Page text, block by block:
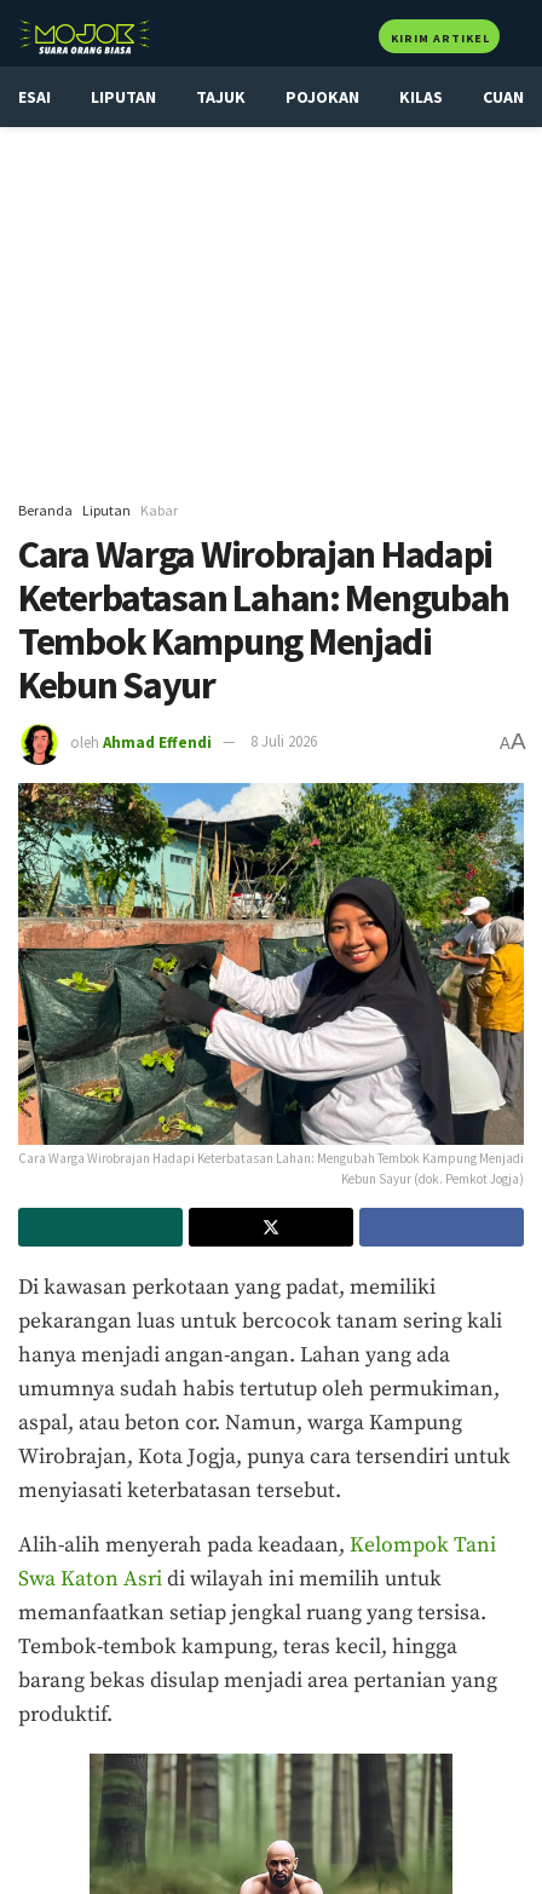
KIRIM ARTIKEL
ESAI LIPUTAN TAJUK POJOKAN KILAS CUAN
Beranda Liputan Kabar
Cara Warga Wirobrajan Hadapi
Keterbatasan Lahan: Mengubah
Tembok Kampung Menjadi
Kebun Sayur
oleh Ahmad Effendi 8 Juli 2026 AA
Cara Warga Wirobrajan Hadapi Keterbatasan Lahan: Mengubah Tembok Kampung Menjadi
Kebun Sayur (dok. Pemkot Jogja)
Di kawasan perkotaan yang padat, memiliki
pekarangan luas untuk bercocok tanam sering kali
hanya menjadi angan-angan. Lahan yang ada
umumnya sudah habis tertutup oleh permukiman,
aspal, atau beton cor. Namun, warga Kampung
Wirobrajan, Kota Jogja, punya cara tersendiri untuk
menyiasati keterbatasan tersebut.
Alih-alih menyerah pada keadaan, Kelompok Tani
Swa Katon Asridi wilayah ini memilih untuk
memanfaatkan setiap jengkal ruang yang tersisa.
Tembok-tembok kampung, teras kecil, hingga
barang bekas disulap menjadi area pertanian yang
produktif.